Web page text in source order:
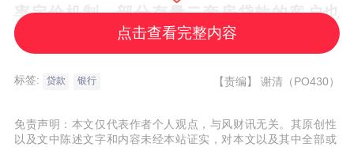
率定价机制，部分存量二套房贷款的客户也
将迎来降息机会。
这次调整并
非面向所有二套房客户自动生
效，而是需要满足特定条件 。
点击查看完整内容
标签: 贷款 银行 【责编】 谢清（PO430）
免责声明：本文仅代表作者个人观点，与风财讯无关。其原创性
以及文中陈述文字和内容未经本站证实，对本文以及其中全部或